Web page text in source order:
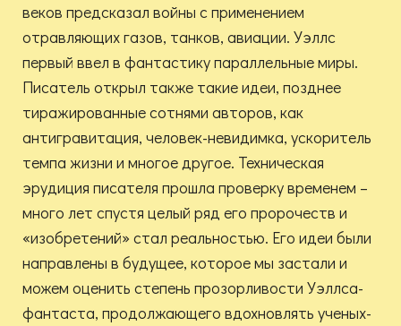
веков предсказал войны с применением
отравляющих газов, танков, авиации. Уэллс
первый ввел в фантастику параллельные миры.
Писатель открыл также такие идеи, позднее
тиражированные сотнями авторов, как
антигравитация, человек-невидимка, ускоритель
темпа жизни и многое другое. Техническая
эрудиция писателя прошла проверку временем –
много лет спустя целый ряд его пророчеств и
«изобретений» стал реальностью. Его идеи были
направлены в будущее, которое мы застали и
можем оценить степень прозорливости Уэллса-
фантаста, продолжающего вдохновлять ученых-